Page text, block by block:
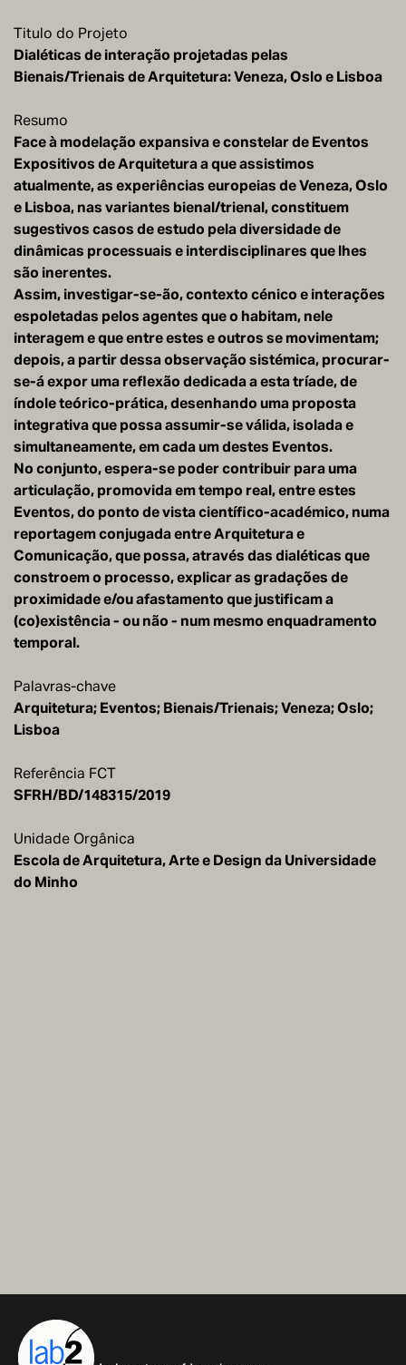
Titulo do Projeto
Dialéticas de interação projetadas pelas
Bienais/Trienais de Arquitetura: Veneza, Oslo e Lisboa
Resumo
Face à modelação expansiva e constelar de Eventos
Expositivos de Arquitetura a que assistimos
atualmente, as experiências europeias de Veneza, Oslo
e Lisboa, nas variantes bienal/trienal, constituem
sugestivos casos de estudo pela diversidade de
dinâmicas processuais e interdisciplinares que lhes
são inerentes.
Assim, investigar-se-ão, contexto cénico e interações
espoletadas pelos agentes que o habitam, nele
interagem e que entre estes e outros se movimentam;
depois, a partir dessa observação sistémica, procurar-
se-á expor uma reflexão dedicada a esta tríade, de
índole teórico-prática, desenhando uma proposta
integrativa que possa assumir-se válida, isolada e
simultaneamente, em cada um destes Eventos.
No conjunto, espera-se poder contribuir para uma
articulação, promovida em tempo real, entre estes
Eventos, do ponto de vista científico-académico, numa
reportagem conjugada entre Arquitetura e
Comunicação, que possa, através das dialéticas que
constroem o processo, explicar as gradações de
proximidade e/ou afastamento que justificam a
(co)existência - ou não - num mesmo enquadramento
temporal.
Palavras-chave
Arquitetura; Eventos; Bienais/Trienais; Veneza; Oslo;
Lisboa
Referência FCT
SFRH/BD/148315/2019
Unidade Orgânica
Escola de Arquitetura, Arte e Design da Universidade
do Minho